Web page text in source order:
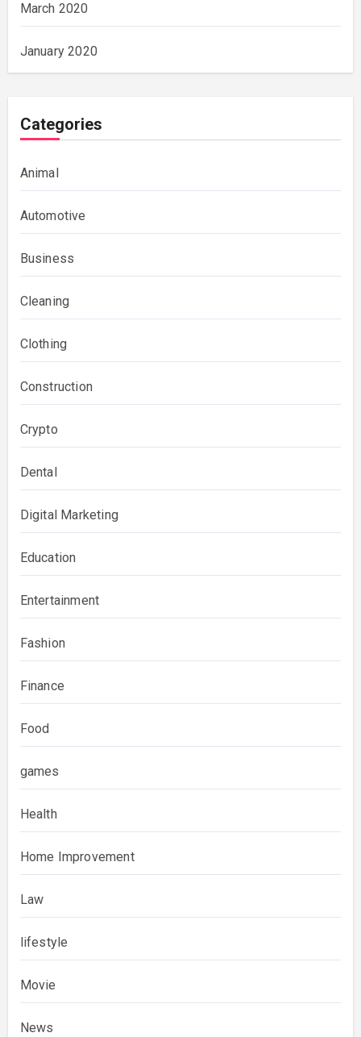
March 2020
January 2020
Categories
Animal
Automotive
Business
Cleaning
Clothing
Construction
Crypto
Dental
Digital Marketing
Education
Entertainment
Fashion
Finance
Food
games
Health
Home Improvement
Law
lifestyle
Movie
News